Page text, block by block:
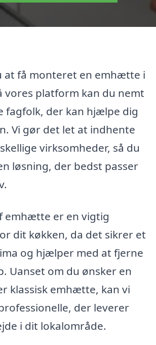
at få monteret en emhætte i
vores platform kan du nemt
fagfolk, der kan hjælpe dig
Vi gør det let at indhente
virksomheder, så du
løsning, der bedst passer
emhætte er en vigtig
dit køkken, da det sikrer et
og hjælper med at fjerne
Uanset om du ønsker en
klassisk emhætte, kan vi
der leverer
i dit lokalområde.